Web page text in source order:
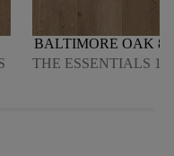
BALTIMORE OAK 84
THE ESSENTIALS